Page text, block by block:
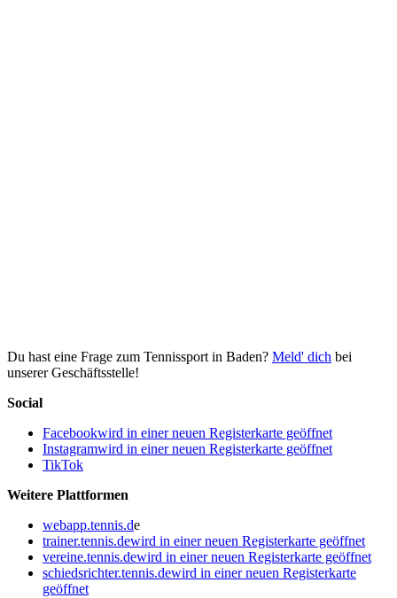
Du hast eine Frage zum Tennissport in Baden? Meld' dich bei
unserer Geschäftsstelle!
Social
Facebookwird in einer neuen Registerkarte geöffnet
Instagramwird in einer neuen Registerkarte geöffnet
TikTok
Weitere Plattformen
webapp.tennis.de
trainer.tennis.dewird in einer neuen Registerkarte geöffnet
vereine.tennis.dewird in einer neuen Registerkarte geöffnet
schiedsrichter.tennis.dewird in einer neuen Registerkarte
geöffnet